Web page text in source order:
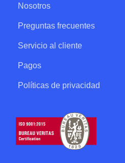
Nosotros
Preguntas frecuentes
Servicio al cliente
Pagos
Políticas de privacidad